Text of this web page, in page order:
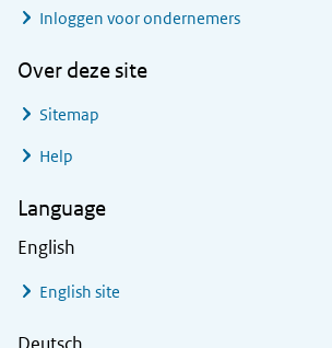
Inloggen voor ondernemers
Over deze site
Sitemap
Help
Language
English
English site